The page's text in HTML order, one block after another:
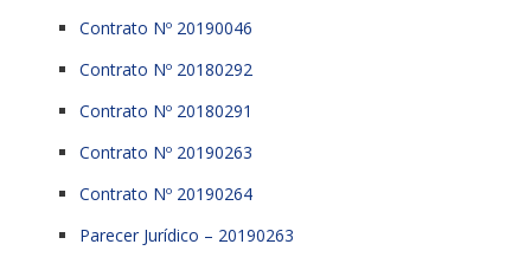
Contrato Nº 20190046
Contrato Nº 20180292
Contrato Nº 20180291
Contrato Nº 20190263
Contrato Nº 20190264
Parecer Jurídico – 20190263